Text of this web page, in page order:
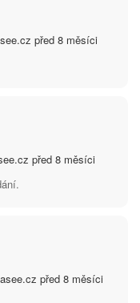
před 8 měsíci
před 8 měsíci
před 8 měsíci